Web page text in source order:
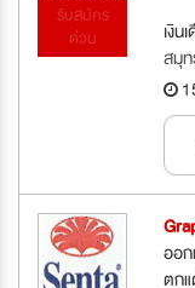
รับสมัคร
ด่วน
เงิ
สมุ
ออ
ตก